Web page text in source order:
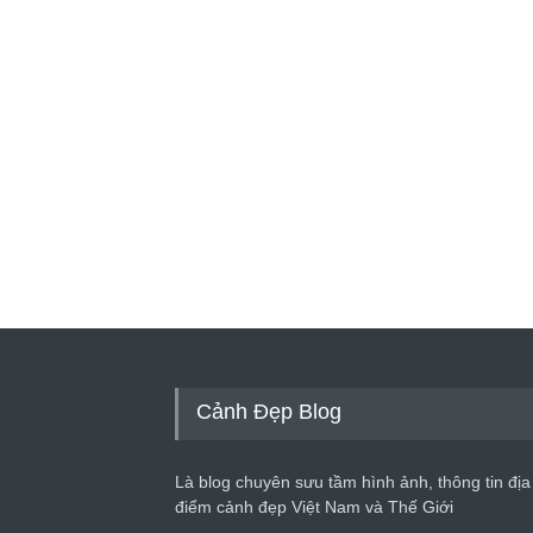
Cảnh Đẹp Blog
Là blog chuyên sưu tầm hình ảnh, thông tin địa
điểm cảnh đẹp Việt Nam và Thế Giới